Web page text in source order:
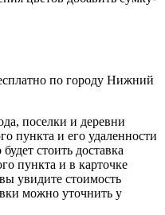
по городу Нижний
поселки и деревни
пункта и его удаленности
стоить доставка
пункта и в карточке
увидите стоимость
можно уточнить у